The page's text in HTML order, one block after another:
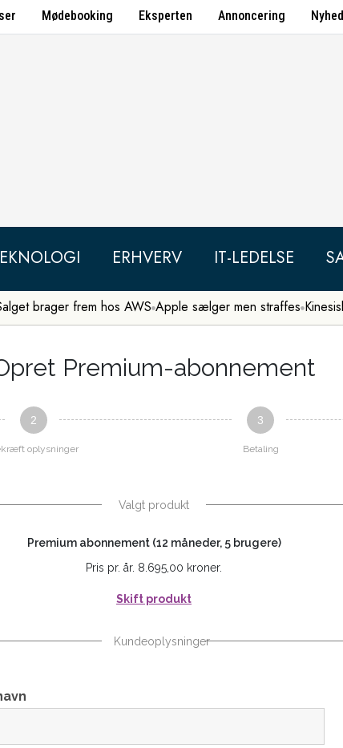
Mødebooking Eksperten Annoncering
ERHVERV IT-LEDELSE
brager frem hos AWS Apple sælger men straffes
Premium-abonnement
2
oplysninger
3
Betaling
Valgt produkt
Premium abonnement (12 måneder, 5 brugere)
Pris pr. år. 8.695,00 kroner.
Skift produkt
Kundeoplysninger